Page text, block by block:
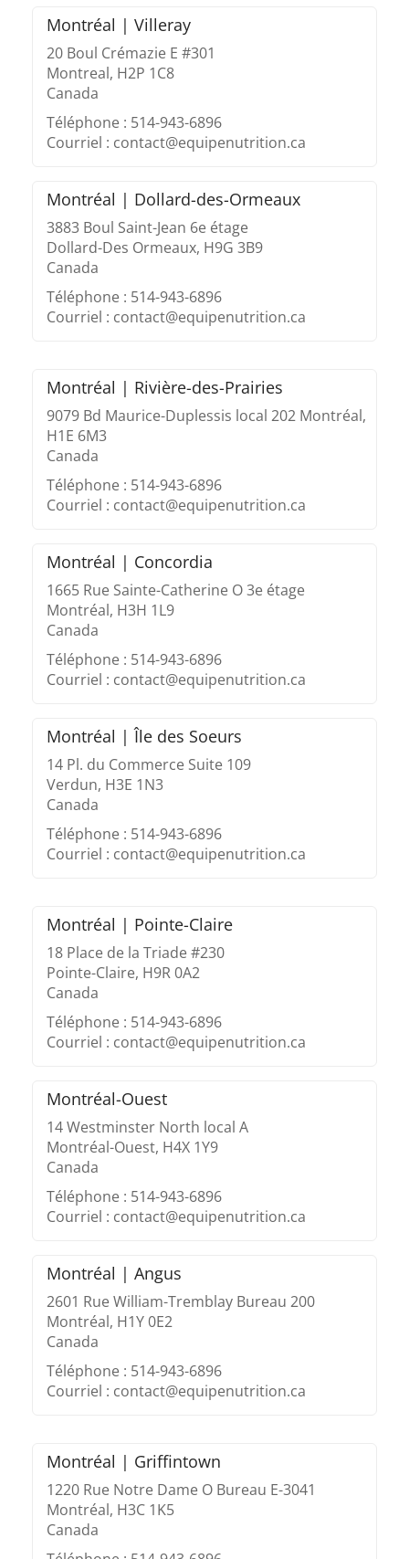
Montréal | Villeray
20 Boul Crémazie E #301
Montreal, H2P 1C8
Canada
Téléphone : 514-943-6896
Courriel : contact@equipenutrition.ca
Montréal | Dollard-des-Ormeaux
3883 Boul Saint-Jean 6e étage
Dollard-Des Ormeaux, H9G 3B9
Canada
Téléphone : 514-943-6896
Courriel : contact@equipenutrition.ca
Montréal | Rivière-des-Prairies
9079 Bd Maurice-Duplessis local 202 Montréal,
H1E 6M3
Canada
Téléphone : 514-943-6896
Courriel : contact@equipenutrition.ca
Montréal | Concordia
1665 Rue Sainte-Catherine O 3e étage
Montréal, H3H 1L9
Canada
Téléphone : 514-943-6896
Courriel : contact@equipenutrition.ca
Montréal | Île des Soeurs
14 Pl. du Commerce Suite 109
Verdun, H3E 1N3
Canada
Téléphone : 514-943-6896
Courriel : contact@equipenutrition.ca
Montréal | Pointe-Claire
18 Place de la Triade #230
Pointe-Claire, H9R 0A2
Canada
Téléphone : 514-943-6896
Courriel : contact@equipenutrition.ca
Montréal-Ouest
14 Westminster North local A
Montréal-Ouest, H4X 1Y9
Canada
Téléphone : 514-943-6896
Courriel : contact@equipenutrition.ca
Montréal | Angus
2601 Rue William-Tremblay Bureau 200
Montréal, H1Y 0E2
Canada
Téléphone : 514-943-6896
Courriel : contact@equipenutrition.ca
Montréal | Griffintown
1220 Rue Notre Dame O Bureau E-3041
Montréal, H3C 1K5
Canada